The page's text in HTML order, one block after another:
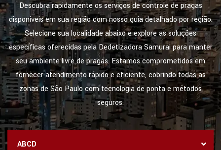
Descubra rapidamente os serviços de controle de pragas
disponíveis em sua região com nosso guia detalhado por região.
Selecione sua localidade abaixo e explore as soluções
específicas oferecidas pela Dedetizadora Samurai para manter
seu ambiente livre de pragas. Estamos comprometidos em
fornecer atendimento rápido e eficiente, cobrindo todas as
zonas de São Paulo com tecnologia de ponta e métodos
seguros.
ABCD